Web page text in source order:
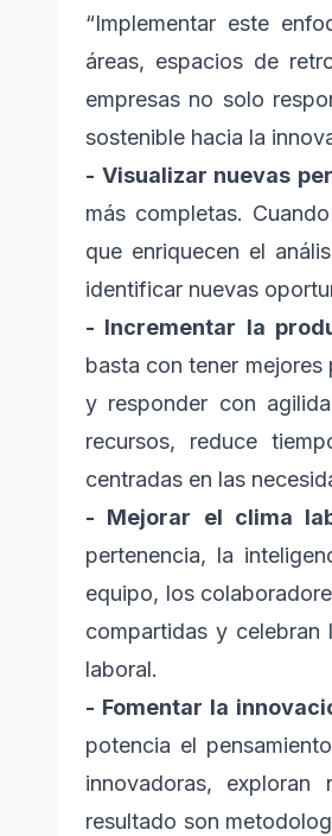
“Implementar este
áreas, espacios de
empresas no solo
sostenible hacia la
- Visualizar nuevas
más completas.
que enriquecen el
identificar nuevas
- Incrementar la
basta con tener
y responder con
recursos, reduce
centradas en las
- Mejorar el clima
pertenencia, la
equipo, los
compartidas y
laboral.
- Fomentar la
potencia el
innovadoras,
resultado son